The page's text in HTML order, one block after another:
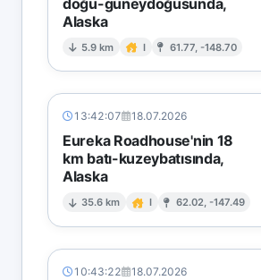
Alaska
5.9 km I 61.77, -148.70
13:42:07 18.07.2026
Eureka Roadhouse'nin 18
km batı-kuzeybatısında,
Alaska
35.6 km I 62.02, -147.49
10:43:22 18.07.2026